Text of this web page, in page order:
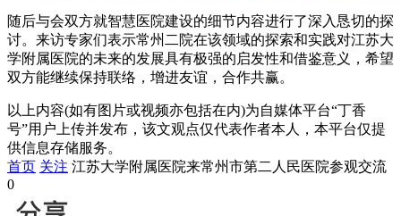
随后与会双方就智慧医院建设的细节内容进行了深入恳切的探
讨。来访专家们表示常州二院在该领域的探索和实践对江苏大
学附属医院的未来的发展具有极强的启发性和借鉴意义，希望
双方能继续保持联络，增进友谊，合作共赢。
以上内容(如有图片或视频亦包括在内)为自媒体平台“丁香
号”用户上传并发布，该文观点仅代表作者本人，本平台仅提
供信息存储服务。
首页 关注 江苏大学附属医院来常州市第二人民医院参观交流
0